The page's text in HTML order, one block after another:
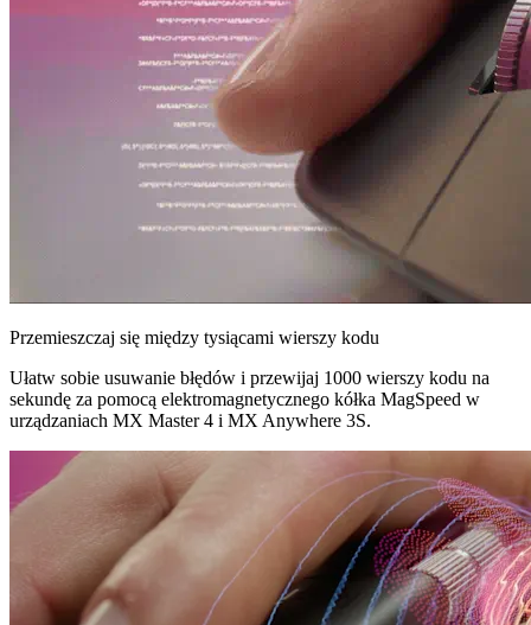
Przemieszczaj się między tysiącami wierszy kodu
Ułatw sobie usuwanie błędów i przewijaj 1000 wierszy kodu na
sekundę za pomocą elektromagnetycznego kółka MagSpeed w
urządzaniach MX Master 4 i MX Anywhere 3S.